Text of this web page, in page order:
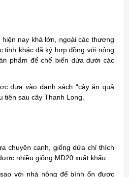
nay khá lớn, ngoài các thương
tỉnh khác đã ký hợp đồng với nông
phẩm để chế biến dứa dưới các
đưa vào danh sách “cây ăn quả
tiên sau cây Thanh Long.
chuyên canh, giống dứa chỉ thích
nhiều giống MD20 xuất khẩu
với nhà nông để bình ổn được